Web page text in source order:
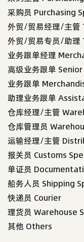
采购员 Purchasing
外贸/贸易经理/主
外贸/贸易专员/助
业务跟单经理
高级业务跟单
业务跟单
助理业务跟单
仓库经理/主管
仓库管理员
运输经理/主管
报关员 Customs
单证员
船务人员 Shipping
快递员 Courier
理货员 Warehouse
其他 Others